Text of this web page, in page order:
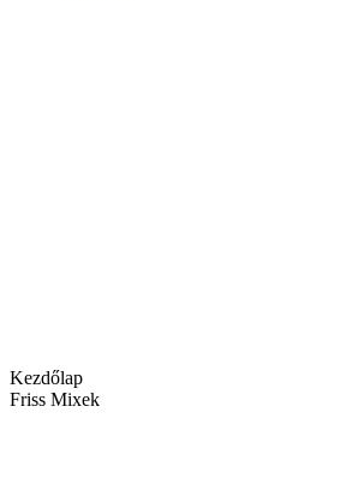
Kezdőlap
Friss Mixek